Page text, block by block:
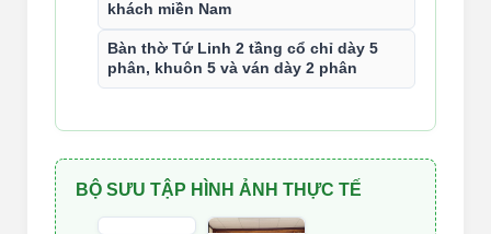
khách miền Nam
Bàn thờ Tứ Linh 2 tầng cổ chỉ dày 5
phân, khuôn 5 và ván dày 2 phân
BỘ SƯU TẬP HÌNH ẢNH THỰC TẾ